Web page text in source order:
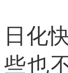
日化
些也